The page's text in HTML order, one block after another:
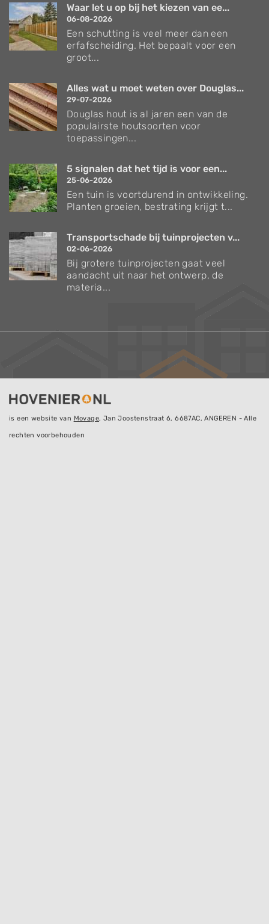
Waar let u op bij het kiezen van ee...
06-08-2026
Een schutting is veel meer dan een
erfafscheiding. Het bepaalt voor een
groot...
Alles wat u moet weten over Douglas...
29-07-2026
Douglas hout is al jaren een van de
populairste houtsoorten voor
toepassingen...
5 signalen dat het tijd is voor een...
25-06-2026
Een tuin is voortdurend in ontwikkeling.
Planten groeien, bestrating krijgt t...
Transportschade bij tuinprojecten v...
02-06-2026
Bij grotere tuinprojecten gaat veel
aandacht uit naar het ontwerp, de
materia...
is een website van Movage, Jan Joostenstraat 6, 6687AC, ANGEREN - Alle
rechten voorbehouden